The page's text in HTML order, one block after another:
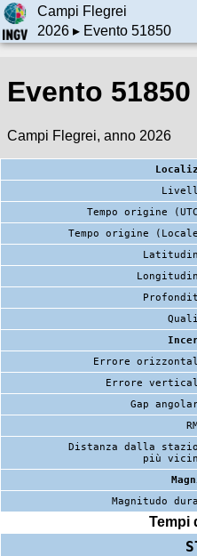
Campi Flegrei
2026▸ Evento 51850
Evento 51850
Campi Flegrei, anno 2026
Tempo origine
Tempo origine
Errore
Errore
Gap
Distanza dalla
più
Magnitudo
Tempi